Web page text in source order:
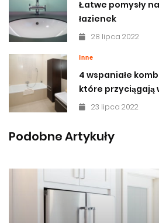
Łatwe pomysły
łazienek
28 lipca 2022
Inne
4 wspaniałe
które przyciągają
23 lipca 2022
Podobne Artykuły